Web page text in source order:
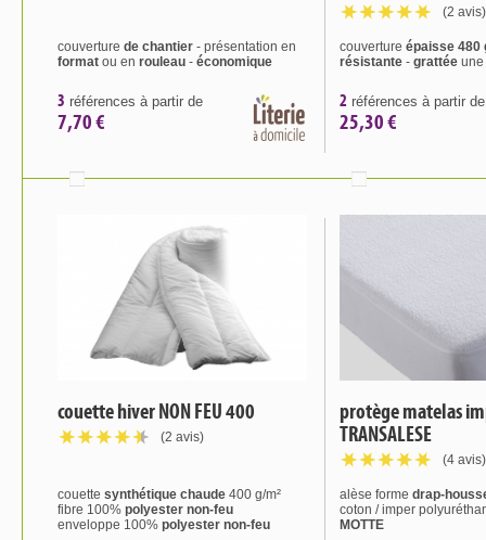
couverture de chantier - présentation en
format ou en rouleau - économique
3 références à partir de
7,70 €
(2 avis)
couverture épaisse 480
résistante - grattée une
2 références à partir de
25,30 €
couette hiver NON FEU 400
(2 avis)
couette synthétique chaude 400 g/m²
fibre 100% polyester non-feu
enveloppe 100% polyester non-feu
protège matelas
TRANSALESE
(4 avis)
alèse forme drap-
coton / imper
MOTTE